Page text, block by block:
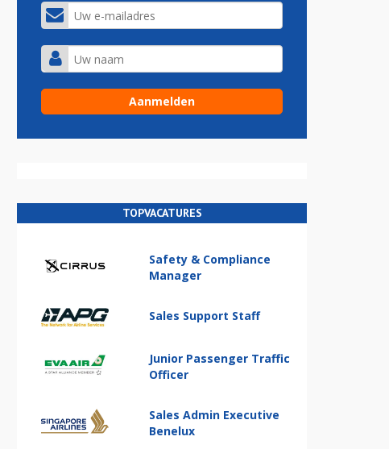
TOPVACATURES
Safety & Compliance
Manager
Sales Support Staff
Junior Passenger Traffic
Officer
Sales Admin Executive
Benelux